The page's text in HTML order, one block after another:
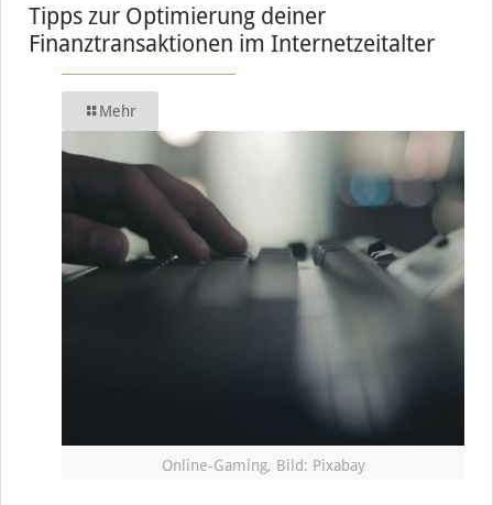
Tipps zur Optimierung deiner
Finanztransaktionen im Internetzeitalter
Mehr
Online-Gaming, Bild: Pixabay